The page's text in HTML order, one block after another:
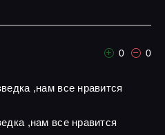
0 0
,нам все нравится
,нам все нравится